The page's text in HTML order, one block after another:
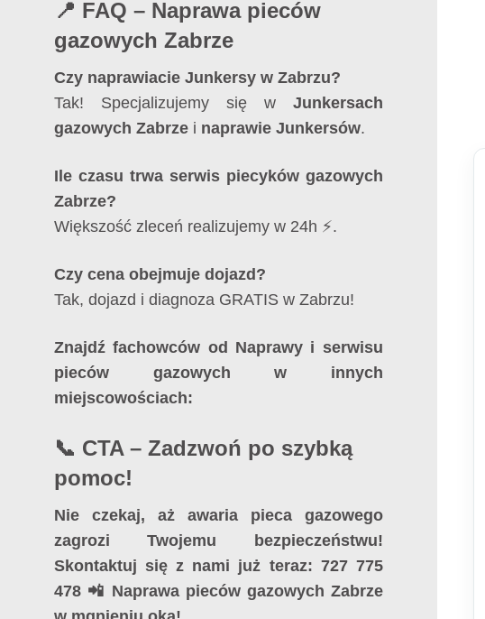
📍 FAQ – Naprawa pieców
gazowych Zabrze
Czy naprawiacie Junkersy w Zabrzu?
Tak! Specjalizujemy się w Junkersach
gazowych Zabrze i naprawie Junkersów.
Ile czasu trwa serwis piecyków gazowych
Zabrze?
Większość zleceń realizujemy w 24h ⚡.
Czy cena obejmuje dojazd?
Tak, dojazd i diagnoza GRATIS w Zabrzu!
Znajdź fachowców od Naprawy i serwisu
pieców gazowych w innych
miejscowościach:
📞 CTA – Zadzwoń po szybką
pomoc!
Nie czekaj, aż awaria pieca gazowego
zagrozi Twojemu bezpieczeństwu!
Skontaktuj się z nami już teraz: 727 775
478 📲 Naprawa pieców gazowych Zabrze